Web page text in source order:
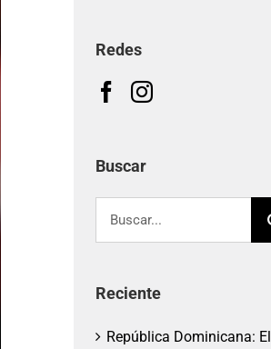
Redes
Buscar
Reciente
República Dominicana: El